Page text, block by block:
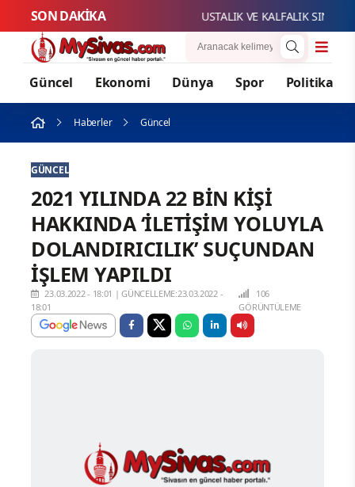
SON DAKİKA USTALIK VE KALFALIK SINAV
Güncel Ekonomi Dünya Spor Politika
Haberler Güncel
GÜNCEL
2021 YILINDA 22 BİN KİŞİ
HAKKINDA ‘İLETİŞİM YOLUYLA
DOLANDIRICILIK’ SUÇUNDAN
İŞLEM YAPILDI
23.03.2022 - 18:01 |GÜNCELLEME:23.03.2022 -
18:01
106
GÖRÜNTÜLEME